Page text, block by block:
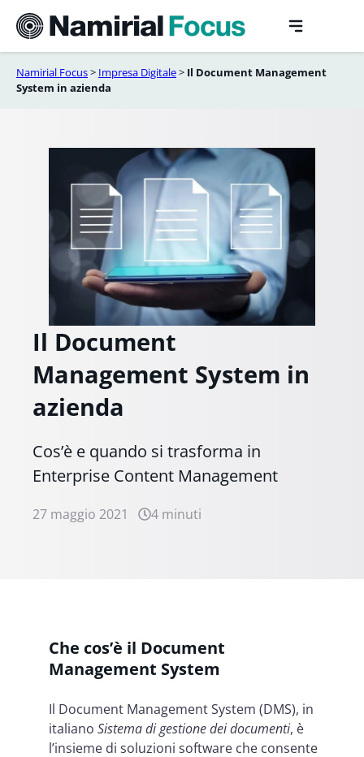
contenuto
Namirial Focus> Impresa Digitale> Il Document Management
System in azienda
Il Document
Management System in
azienda
Cos’è e quando si trasforma in
Enterprise Content Management
27 maggio 2021 4 minuti
Che cos’è il Document
Management System
Il Document Management System (DMS), in
italiano Sistema di gestione dei documenti, è
l’insieme di soluzioni software che consente